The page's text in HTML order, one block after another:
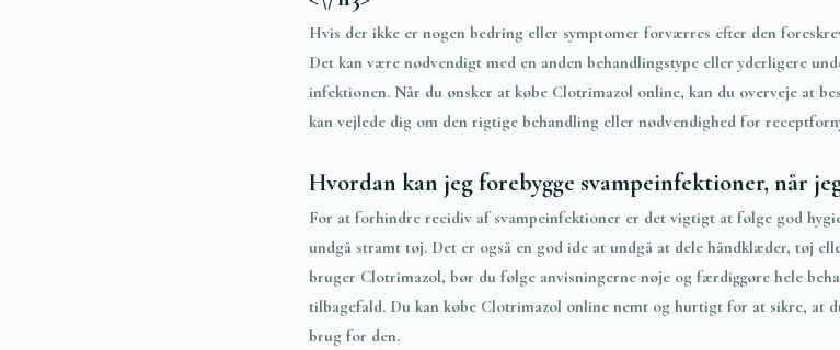
Hvis der ikke er nogen bedring eller symptomer forværres efter den
Det kan være nødvendigt med en anden behandlingstype eller yderligere
infektionen. Når du ønsker at købe Clotrimazol online, kan du overveje at
kan vejlede dig om den rigtige behandling eller nødvendighed for
Hvordan kan jeg forebygge svampeinfektioner, når
For at forhindre recidiv af svampeinfektioner er det vigtigt at følge god
undgå stramt tøj. Det er også en god ide at undgå at dele håndklæder, tøj
bruger Clotrimazol, bør du følge anvisningerne nøje og færdiggøre hele
tilbagefald. Du kan købe Clotrimazol online nemt og hurtigt for at sikre, at
brug for den.